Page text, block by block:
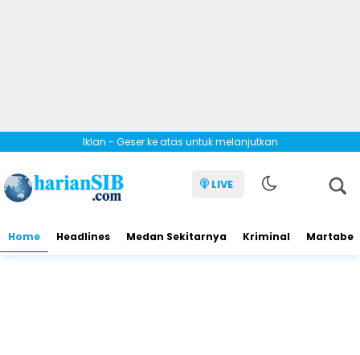
Iklan - Geser ke atas untuk melanjutkan
LIVE
Home Headlines Medan Sekitarnya Kriminal Martabe